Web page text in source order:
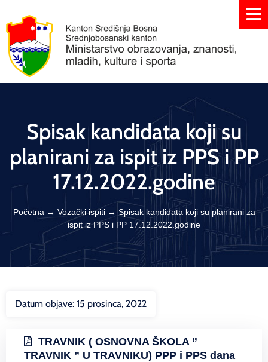
Spisak kandidata koji su
planirani za ispit iz PPS i PP
17.12.2022.godine
Početna → Vozački ispiti→ Spisak kandidata koji su planirani za
ispit iz PPS i PP 17.12.2022.godine
Datum objave: 15 prosinca, 2022
TRAVNIK ( OSNOVNA ŠKOLA ”
TRAVNIK ” U TRAVNIKU) PPP i PPS dana